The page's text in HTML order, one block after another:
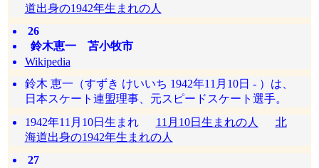
道出身の1942年生まれの人
26
鈴木恵一 苫小牧市
Wikipedia
鈴木 恵一（すずき けいいち 1942年11月10日 - ）は、
日本スケート連盟理事、元スピードスケート選手。
1942年11月10日生まれ 11月10日生まれの人
北
海道出身の1942年生まれの人
27